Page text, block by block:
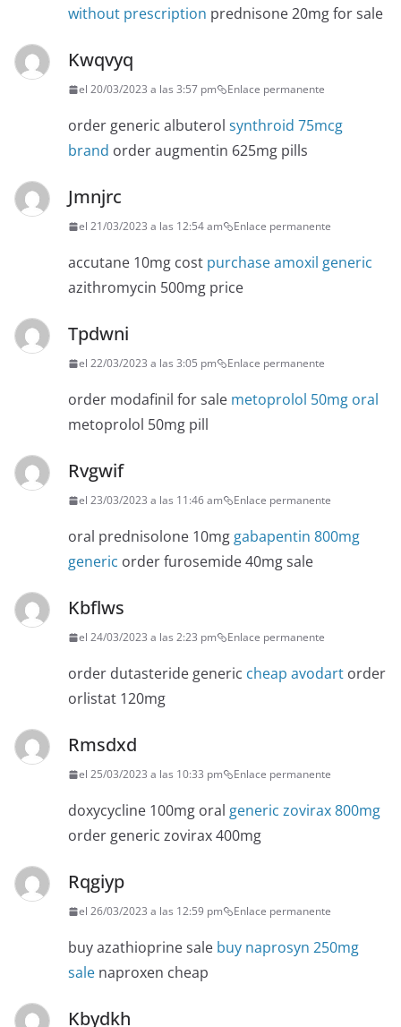
without prescription prednisone 20mg for sale
Kwqvyq
el 20/03/2023 a las 3:57 pm Enlace permanente
order generic albuterol synthroid 75mcg
brand order augmentin 625mg pills
Jmnjrc
el 21/03/2023 a las 12:54 am Enlace permanente
accutane 10mg cost purchase amoxil generic
azithromycin 500mg price
Tpdwni
el 22/03/2023 a las 3:05 pm Enlace permanente
order modafinil for sale metoprolol 50mg oral
metoprolol 50mg pill
Rvgwif
el 23/03/2023 a las 11:46 am Enlace permanente
oral prednisolone 10mg gabapentin 800mg
generic order furosemide 40mg sale
Kbflws
el 24/03/2023 a las 2:23 pm Enlace permanente
order dutasteride generic cheap avodart order
orlistat 120mg
Rmsdxd
el 25/03/2023 a las 10:33 pm Enlace permanente
doxycycline 100mg oral generic zovirax 800mg
order generic zovirax 400mg
Rqgiyp
el 26/03/2023 a las 12:59 pm Enlace permanente
buy azathioprine sale buy naprosyn 250mg
sale naproxen cheap
Kbydkh